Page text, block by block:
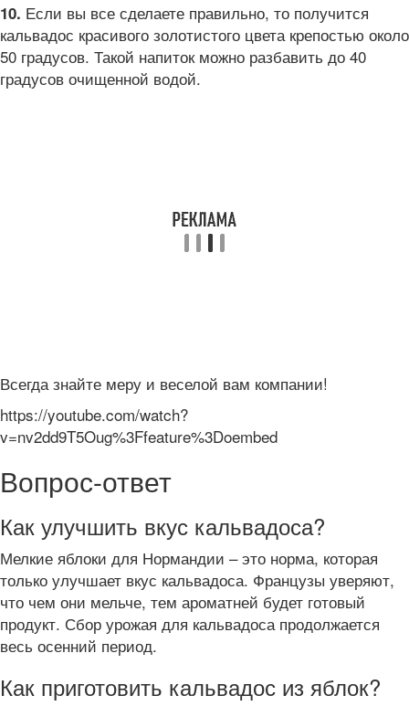
10. Если вы все сделаете правильно, то получится
кальвадос красивого золотистого цвета крепостью около
50 градусов. Такой напиток можно разбавить до 40
градусов очищенной водой.
Всегда знайте меру и веселой вам компании!
https://youtube.com/watch?
v=nv2dd9T5Oug%3Ffeature%3Doembed
Вопрос-ответ
Как улучшить вкус кальвадоса?
Мелкие яблоки для Нормандии – это норма, которая
только улучшает вкус кальвадоса. Французы уверяют,
что чем они мельче, тем ароматней будет готовый
продукт. Сбор урожая для кальвадоса продолжается
весь осенний период.
Как приготовить кальвадос из яблок?